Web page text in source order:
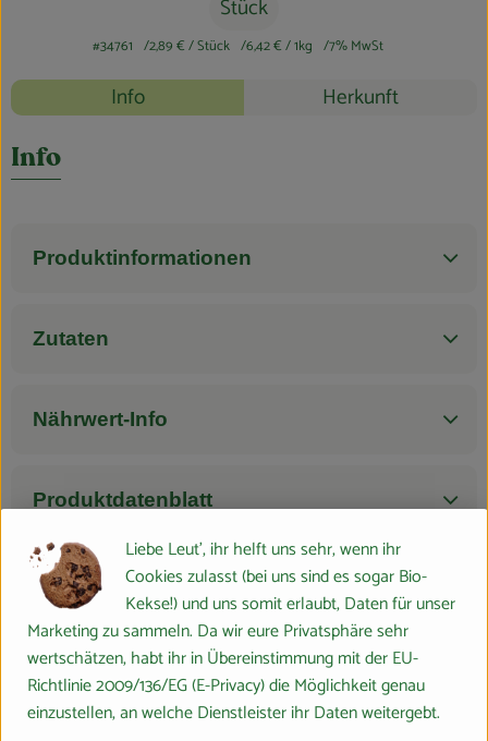
Stück
#34761 2,89 €/ Stück 6,42 €/ 1kg 7% MwSt
Rezepte
Info Herkunft
Info
Produktinformationen
Zutaten
Nährwert-Info
Produktdatenblatt
Herkunft
Hersteller: DEE
Holland
Liebe Leut', ihr helft uns sehr, wenn ihr
Cookies zulasst (bei uns sind es sogar Bio-
Kekse!) und uns somit erlaubt, Daten für unser
Marketing zu sammeln. Da wir eure Privatsphäre sehr
wertschätzen, habt ihr in Übereinstimmung mit der EU-
Richtlinie 2009/136/EG (E-Privacy) die Möglichkeit genau
einzustellen, an welche Dienstleister ihr Daten weitergebt.